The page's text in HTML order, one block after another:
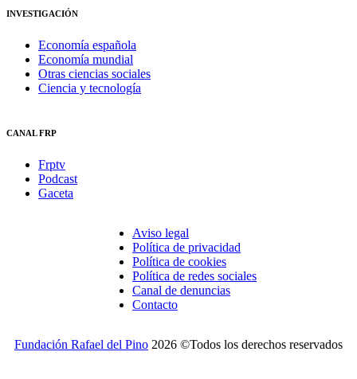
INVESTIGACIÓN
Economía española
Economía mundial
Otras ciencias sociales
Ciencia y tecnología
CANAL FRP
Frptv
Podcast
Gaceta
Aviso legal
Política de privacidad
Política de cookies
Política de redes sociales
Canal de denuncias
Contacto
Fundación Rafael del Pino 2026 ©Todos los derechos reservados